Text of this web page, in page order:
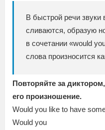
В быстрой речи звуки
сливаются, образую
в сочетании «would
слова произносится
Повторяйте за
его произношение.
Would you like to have
Would you